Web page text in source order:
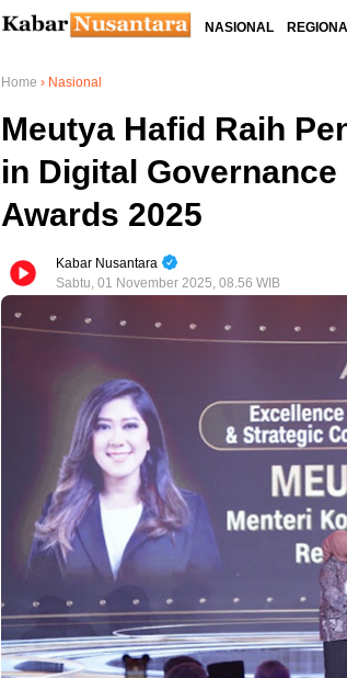
NASIONAL
Home › Nasional
Meutya Hafid Raih
in Digital
Awards 2025
Kabar Nusantara
Sabtu, 01 November 2025, 08.56 WIB